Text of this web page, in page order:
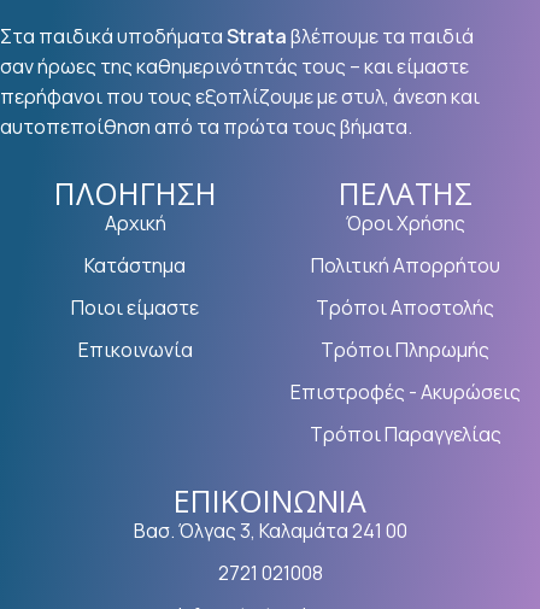
Στα παιδικά υποδήματαStrataβλέπουμε τα παιδιά
σαν ήρωες της καθημερινότητάς τους – και είμαστε
περήφανοι που τους εξοπλίζουμε με στυλ, άνεση και
αυτοπεποίθηση από τα πρώτα τους βήματα.
ΠΛΟΉΓΗΣΗ
Αρχική
Κατάστημα
Ποιοι είμαστε
Επικοινωνία
ΠΕΛΆΤΗΣ
Όροι Χρήσης
Πολιτική Απορρήτου
Τρόποι Αποστολής
Τρόποι Πληρωμής
Επιστροφές - Ακυρώσεις
Τρόποι Παραγγελίας
ΕΠΙΚΟΙΝΩΝΊΑ
Βασ. Όλγας 3, Καλαμάτα 241 00
2721 021008